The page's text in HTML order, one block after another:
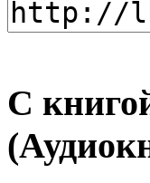
С